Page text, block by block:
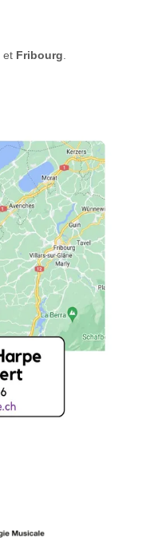
et Fribourg